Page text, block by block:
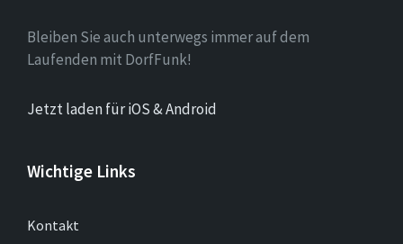
Bleiben Sie auch unterwegs immer auf dem
Laufenden mit DorfFunk!
Jetzt laden für iOS & Android
Wichtige Links
Kontakt